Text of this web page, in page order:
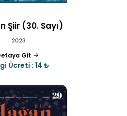
Şiir (30. Sayı)
2023
Git
Ücreti : 14 ₺